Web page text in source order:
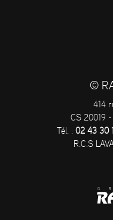
©
414
CS 20019 -
Tél. : 02 43 30
R.C.S